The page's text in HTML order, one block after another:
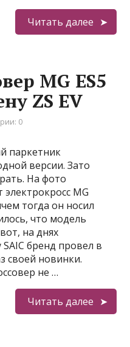
Читать далее
MG ES5
ZS EV
0
паркетник
версии. Зато
На фото
MG
тогда он носил
что модель
на днях
бренд провел в
своей новинки.
не …
Читать далее